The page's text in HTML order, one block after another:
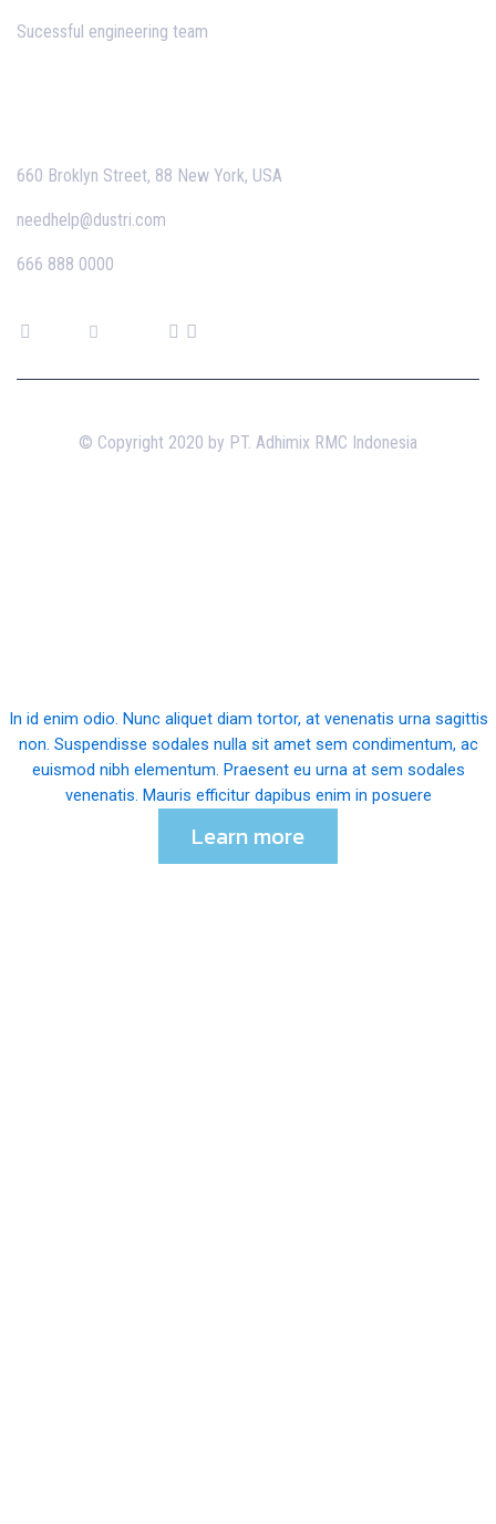
Sucessful engineering team
660 Broklyn Street, 88 New York, USA
needhelp@dustri.com
666 888 0000
© Copyright 2020 by PT. Adhimix RMC Indonesia
In id enim odio. Nunc aliquet diam tortor, at venenatis urna sagittis
non. Suspendisse sodales nulla sit amet sem condimentum, ac
euismod nibh elementum. Praesent eu urna at sem sodales
venenatis. Mauris efficitur dapibus enim in posuere
Learn more